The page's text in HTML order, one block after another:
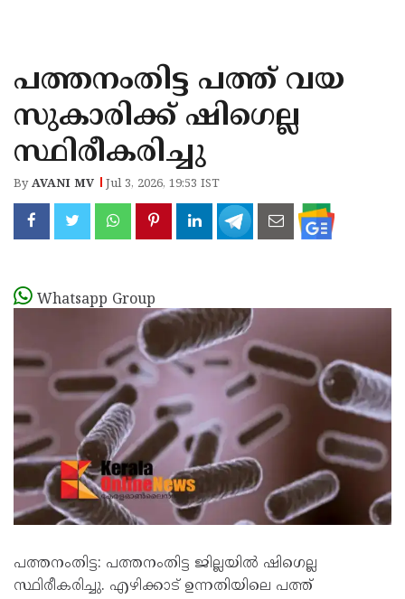
KANNUR
KASARAGOD
പത്തനംതിട്ട പത്ത് വയ
സുകാരിക്ക് ഷിഗെല്ല
സ്ഥിരീകരിച്ചു
ByAVANI MV Jul 3, 2026, 19:53 IST
Whatsapp Group
പത്തനംതിട്ട: പത്തനംതിട്ട ജില്ലയിൽ ഷിഗെല്ല
സ്ഥിരീകരിച്ചു. എഴിക്കാട് ഉന്നതിയിലെ പത്ത്